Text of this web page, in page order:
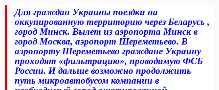
Для граждан Украины поездки на
оккупированную территорию через Беларусь ,
город Минск. Вылет из аэропорта Минск в
город Москва, аэропорт Шереметьево. В
аэропорту Шереметьево граждане Украину
проходят «фильтрацию», проводимую ФСБ
России. И дальше возможно продолжить
путь микроавтобусом компании в